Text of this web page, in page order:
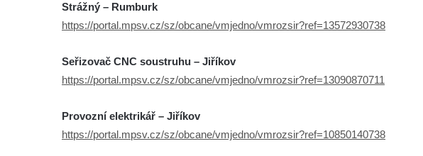
Strážný – Rumburk
https://portal.mpsv.cz/sz/obcane/vmjedno/vmrozsir?ref=13572930738
Seřizovač CNC soustruhu – Jiříkov
https://portal.mpsv.cz/sz/obcane/vmjedno/vmrozsir?ref=13090870711
Provozní elektrikář – Jiříkov
https://portal.mpsv.cz/sz/obcane/vmjedno/vmrozsir?ref=10850140738